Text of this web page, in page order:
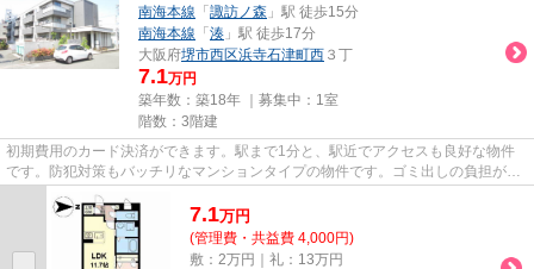
南海本線 「 諏訪ノ森 」駅 徒歩15分
南海本線 「 湊 」駅 徒歩17分
大阪府堺市西区浜寺石津町西 ３丁
7.1万円
築年数：築18年 ｜募集中： 1室
階数：3階建
初期費用のカード決済ができます。駅まで1分と、駅近でアクセスも良好な物件
です。防犯対策もバッチリなマンションタイプの物件です。ゴミ出しの負担が軽
減できる敷地内ごみ置き場付き...
7.1万円
(管理費・共益費 4,000円)
敷：2万円｜礼：13万円